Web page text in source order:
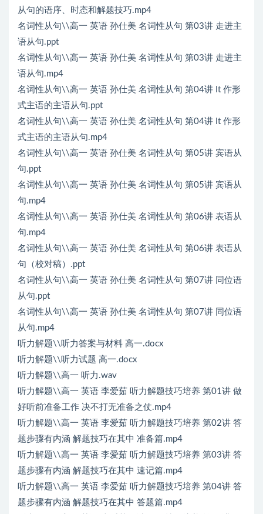
从句的语序、时态和解题技巧.mp4
名词性从句\\高一 英语 孙仕美 名词性从句 第03讲 走进主
语从句.ppt
名词性从句\\高一 英语 孙仕美 名词性从句 第03讲 走进主
语从句.mp4
名词性从句\\高一 英语 孙仕美 名词性从句 第04讲 It 作形
式主语的主语从句.ppt
名词性从句\\高一 英语 孙仕美 名词性从句 第04讲 It 作形
式主语的主语从句.mp4
名词性从句\\高一 英语 孙仕美 名词性从句 第05讲 宾语从
句.ppt
名词性从句\\高一 英语 孙仕美 名词性从句 第05讲 宾语从
句.mp4
名词性从句\\高一 英语 孙仕美 名词性从句 第06讲 表语从
句.mp4
名词性从句\\高一 英语 孙仕美 名词性从句 第06讲 表语从
句（校对稿）.ppt
名词性从句\\高一 英语 孙仕美 名词性从句 第07讲 同位语
从句.ppt
名词性从句\\高一 英语 孙仕美 名词性从句 第07讲 同位语
从句.mp4
听力解题\\听力答案与材料 高一.docx
听力解题\\听力试题 高一.docx
听力解题\\高一 听力.wav
听力解题\\高一 英语 李爱茹 听力解题技巧培养 第01讲 做
好听前准备工作 决不打无准备之仗.mp4
听力解题\\高一 英语 李爱茹 听力解题技巧培养 第02讲 答
题步骤有内涵 解题技巧在其中 准备篇.mp4
听力解题\\高一 英语 李爱茹 听力解题技巧培养 第03讲 答
题步骤有内涵 解题技巧在其中 速记篇.mp4
听力解题\\高一 英语 李爱茹 听力解题技巧培养 第04讲 答
题步骤有内涵 解题技巧在其中 答题篇.mp4